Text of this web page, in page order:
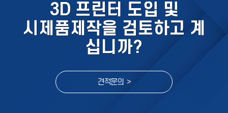
3D 프린터 도입 및
시제품제작을 검토하고 계
십니까?
견적문의 >